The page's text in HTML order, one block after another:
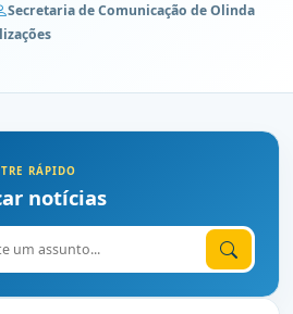
Secretaria de Comunicação de Olinda
RÁPIDO
notícias
o assunto